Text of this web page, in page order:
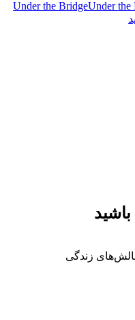
Under the BridgeUnder the